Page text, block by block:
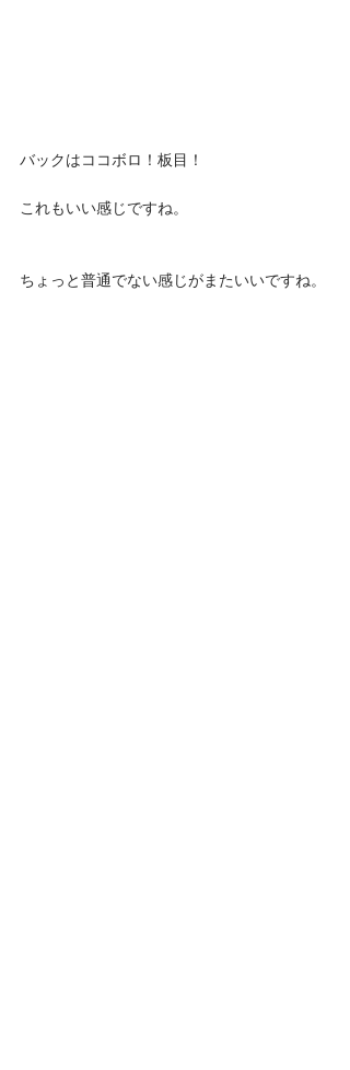
バックはココボロ！板目！
これもいい感じですね。
ちょっと普通でない感じがまたいいですね。